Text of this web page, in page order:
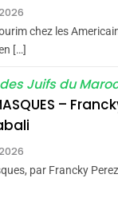
Dis Guerre»:
Nouvelle
Boy George
ISRAÉL JUDAISME
chez les
[…]
Juifs du
–
par Francky